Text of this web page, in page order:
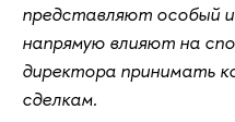
представляют особый
напрямую влияют на
директора принимать
сделкам.